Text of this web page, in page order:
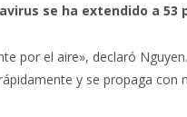
se ha extendido a 53
por el aire», declaró
y se propaga con